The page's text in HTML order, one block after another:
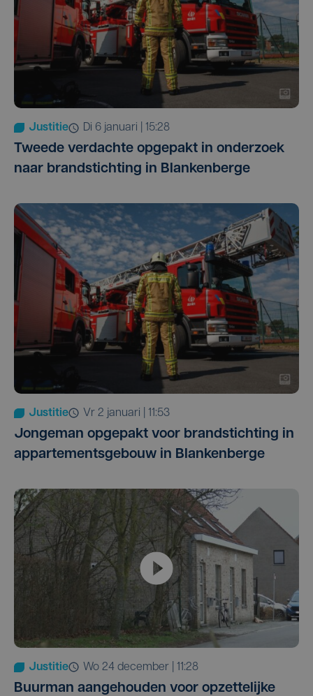
Justitie di 6 januari | 15:28
Tweede verdachte opgepakt in onderzoek
naar brandstichting in Blankenberge
Justitie vr 2 januari | 11:53
Jongeman opgepakt voor brandstichting in
appartementsgebouw in Blankenberge
Justitie wo 24 december | 11:28
Buurman aangehouden voor opzettelijke